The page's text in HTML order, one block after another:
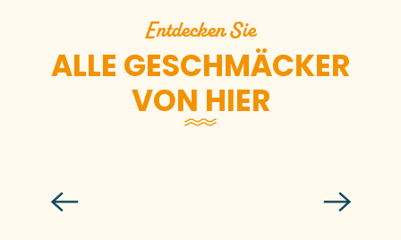
Entdecken Sie
ALLE GESCHMÄCKER
VON HIER